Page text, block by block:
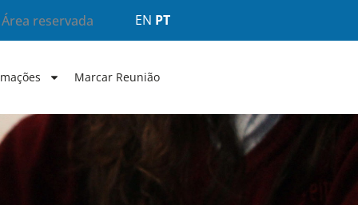
Área reservada EN PT
Marcar Reunião